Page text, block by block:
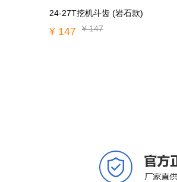
24-27T挖机斗齿 (岩石款)
¥ 147 ¥ 147